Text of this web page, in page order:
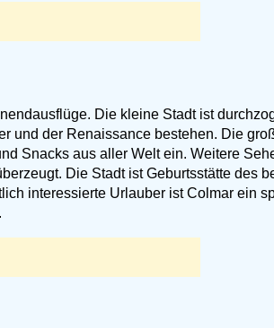
Die kleine Stadt ist
und der Renaissance bestehen. Die
Snacks aus aller Welt ein. Weitere
Die Stadt ist Geburtsstätte des
interessierte Urlauber ist Colmar ein